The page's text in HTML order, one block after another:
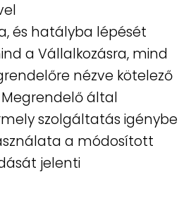
és hatályba lépését
a Vállalkozásra, mind
nézve kötelező
Megrendelő által
szolgáltatás igénybe
a módosított
jelenti